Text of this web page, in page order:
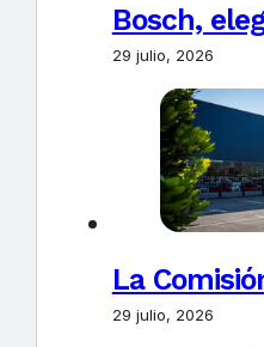
Bosch,
29 julio, 2026
La
29 julio, 2026